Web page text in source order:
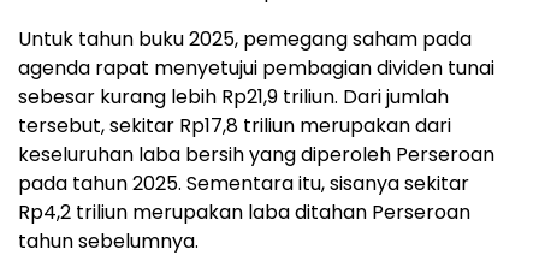
Untuk tahun buku 2025, pemegang saham pada
agenda rapat menyetujui pembagian dividen tunai
sebesar kurang lebih Rp21,9 triliun. Dari jumlah
tersebut, sekitar Rp17,8 triliun merupakan dari
keseluruhan laba bersih yang diperoleh Perseroan
pada tahun 2025. Sementara itu, sisanya sekitar
Rp4,2 triliun merupakan laba ditahan Perseroan
tahun sebelumnya.